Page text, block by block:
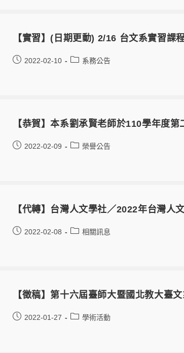
【實習】(日期更動) 2/16 台文系實習課
2022-02-10 系務公告
【恭賀】本系劉承賢老師於110學年度第
2022-02-09 榮譽公告
【代轉】台灣人文學社／2022年台灣人
2022-02-08 相關訊息
【徵稿】第十六屆臺師大暨國北教大臺
2022-01-27 學術活動